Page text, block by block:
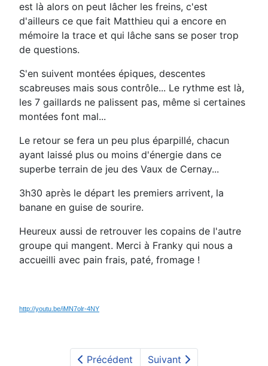
est là alors on peut lâcher les freins, c'est
d'ailleurs ce que fait Matthieu qui a encore en
mémoire la trace et qui lâche sans se poser trop
de questions.
S'en suivent montées épiques, descentes
scabreuses mais sous contrôle... Le rythme est là,
les 7 gaillards ne palissent pas, même si certaines
montées font mal...
Le retour se fera un peu plus éparpillé, chacun
ayant laissé plus ou moins d'énergie dans ce
superbe terrain de jeu des Vaux de Cernay...
3h30 après le départ les premiers arrivent, la
banane en guise de sourire.
Heureux aussi de retrouver les copains de l'autre
groupe qui mangent. Merci à Franky qui nous a
accueilli avec pain frais, paté, fromage !
http://youtu.be/iMN7olr-4NY
Précédent Suivant